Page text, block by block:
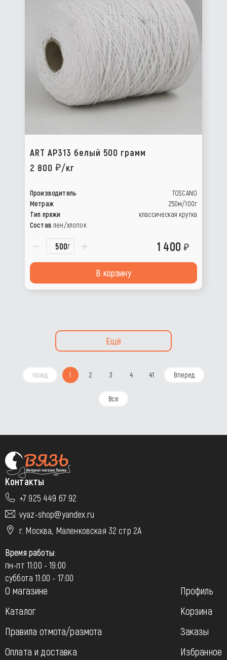
ART AP313 белый 500 грамм
2 800
/кг
Производитель
TOSCANO
Метраж
250м/100г
Тип пряжи
классическая крутка
Состав лен/хлопок
г 1 400
В корзину
Ещё
Назад 1 2 3 4 41 Вперед
Все
Контакты
+7 925 449 67 92
vyaz-shop@yandex.ru
г. Москва, Маленковская 32 стр 2А
Время работы:
пн-пт 11:00 - 19:00
суббота 11:00 - 17:00
О магазине
Каталог
Правила отмота/размота
Оплата и доставка
Профиль
Корзина
Заказы
Избранное